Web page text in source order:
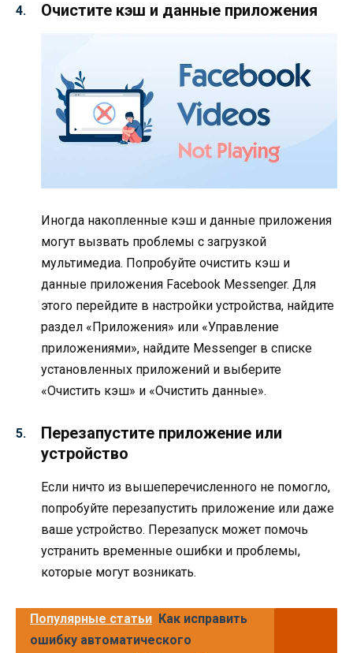
Очистите кэш и данные приложения
Иногда накопленные кэш и данные приложения
могут вызвать проблемы с загрузкой
мультимедиа. Попробуйте очистить кэш и
данные приложения Facebook Messenger. Для
этого перейдите в настройки устройства, найдите
раздел «Приложения» или «Управление
приложениями», найдите Messenger в списке
установленных приложений и выберите
«Очистить кэш» и «Очистить данные».
Перезапустите приложение или
устройство
Если ничто из вышеперечисленного не помогло,
попробуйте перезапустить приложение или даже
ваше устройство. Перезапуск может помочь
устранить временные ошибки и проблемы,
которые могут возникать.
Популярные статьи Как исправить
ошибку автоматического